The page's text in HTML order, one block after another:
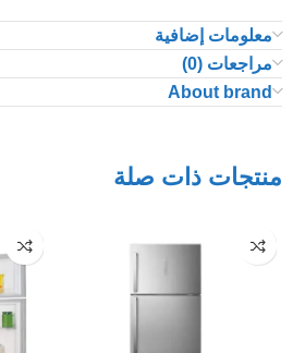
معلومات إضافية
مراجعات (0)
About brand
منتجات ذات صلة